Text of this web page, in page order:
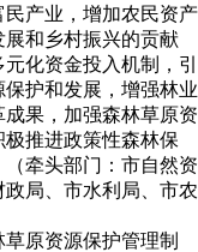
产业，增加农民资产
和乡村振兴的贡献
化资金投入机制，引
护和发展，增强林业
果，加强森林草原资
推进政策性森林保
牵头部门：市自然资
局、市水利局、市农
原资源保护管理制